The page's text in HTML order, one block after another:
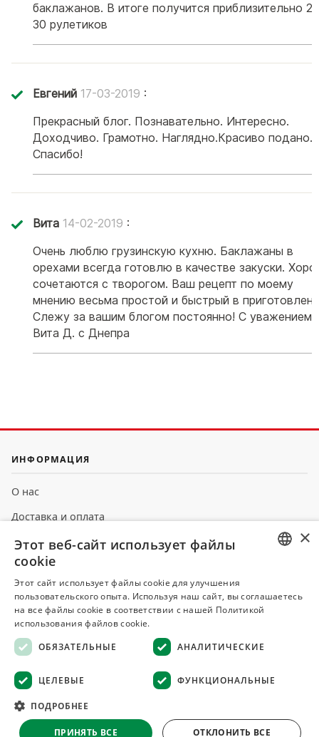
баклажанов. В итоге получится приблизительно
30 рулетиков
Евгений 17-03-2019 :
Прекрасный блог. Познавательно. Интересно.
Доходчиво. Грамотно. Наглядно.Красиво подано.
Спасибо!
Вита 14-02-2019 :
Очень люблю грузинскую кухню. Баклажаны в
орехами всегда готовлю в качестве закуски.
сочетаются с творогом. Ваш рецепт по моему
мнению весьма простой и быстрый в
Слежу за вашим блогом постоянно! С уважением,
Вита Д. с Днепра
ИНФОРМАЦИЯ
О нас
Доставка и оплата
Каталог
Контакты
Акции
Поставщикам
ПОПУЛЯРНЫЕ КАТЕГОРИИ
Орехи
UKRAINIAN
×
Этот веб-сайт использует файлы
cookie
Этот сайт использует файлы cookie для улучшения
пользовательского опыта. Используя наш сайт, вы соглашаетесь
на все файлы cookie в соответствии с нашей Политикой
использования файлов cookie.
ОБЯЗАТЕЛЬНЫЕ
АНАЛИТИЧЕСКИЕ
ЦЕЛЕВЫЕ ФУНКЦИОНАЛЬНЫЕ
ПОДРОБНЕЕ
ПРИНЯТЬ ВСЕ ОТКЛОНИТЬ ВСЕ